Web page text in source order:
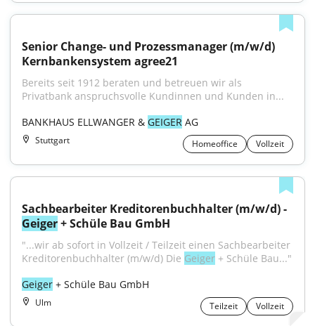
Senior Change- und Prozessmanager (m/w/d)
Kernbankensystem agree21
Bereits seit 1912 beraten und betreuen wir als
Privatbank anspruchs­volle Kundinnen und Kunden in...
BANKHAUS ELLWANGER & GEIGER AG
Stuttgart Homeoffice Vollzeit
Geiger + Schüle Bau GmbH
"...wir ab sofort in Vollzeit / Teilzeit einen Sachbearbeiter
Kreditorenbuchhalter (m/w/d) Die Geiger + Schüle Bau..."
Geiger + Schüle Bau GmbH
Ulm Teilzeit Vollzeit